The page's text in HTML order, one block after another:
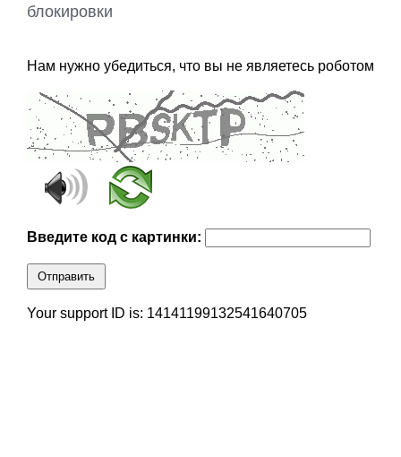
блокировки
Нам нужно убедиться, что вы не являетесь роботом
Введите код с картинки:
Отправить
Your support ID is: 14141199132541640705